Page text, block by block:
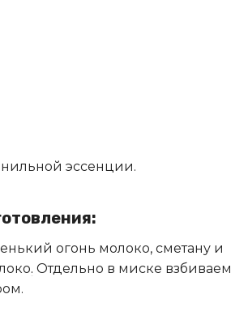
эссенции.
огонь молоко, сметану и
. Отдельно в миске взбиваем